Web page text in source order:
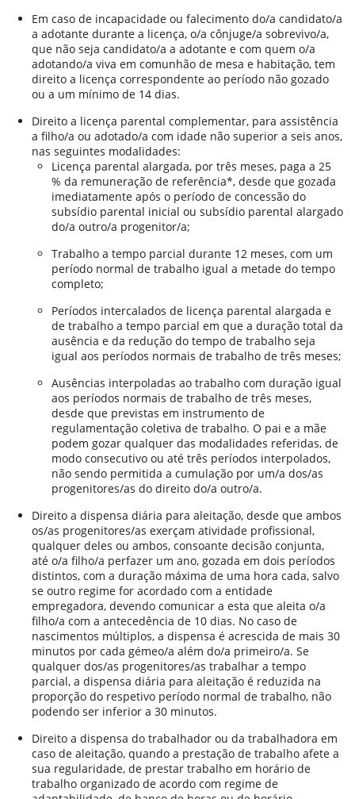
Em caso de incapacidade ou falecimento do/a candidato/a
a adotante durante a licença, o/a cônjuge/a sobrevivo/a,
que não seja candidato/a a adotante e com quem o/a
adotando/a viva em comunhão de mesa e habitação, tem
direito a licença correspondente ao período não gozado
ou a um mínimo de 14 dias.
Direito a licença parental complementar, para assistência
a filho/a ou adotado/a com idade não superior a seis anos,
nas seguintes modalidades:
Licença parental alargada, por três meses, paga a 25
% da remuneração de referência*, desde que gozada
imediatamente após o período de concessão do
subsídio parental inicial ou subsídio parental alargado
do/a outro/a progenitor/a;
Trabalho a tempo parcial durante 12 meses, com um
período normal de trabalho igual a metade do tempo
completo;
Períodos intercalados de licença parental alargada e
de trabalho a tempo parcial em que a duração total da
ausência e da redução do tempo de trabalho seja
igual aos períodos normais de trabalho de três meses;
Ausências interpoladas ao trabalho com duração igual
aos períodos normais de trabalho de três meses,
desde que previstas em instrumento de
regulamentação coletiva de trabalho. O pai e a mãe
podem gozar qualquer das modalidades referidas, de
modo consecutivo ou até três períodos interpolados,
não sendo permitida a cumulação por um/a dos/as
progenitores/as do direito do/a outro/a.
Direito a dispensa diária para aleitação, desde que ambos
os/as progenitores/as exerçam atividade profissional,
qualquer deles ou ambos, consoante decisão conjunta,
até o/a filho/a perfazer um ano, gozada em dois períodos
distintos, com a duração máxima de uma hora cada, salvo
se outro regime for acordado com a entidade
empregadora, devendo comunicar a esta que aleita o/a
filho/a com a antecedência de 10 dias. No caso de
nascimentos múltiplos, a dispensa é acrescida de mais 30
minutos por cada gémeo/a além do/a primeiro/a. Se
qualquer dos/as progenitores/as trabalhar a tempo
parcial, a dispensa diária para aleitação é reduzida na
proporção do respetivo período normal de trabalho, não
podendo ser inferior a 30 minutos.
Direito a dispensa do trabalhador ou da trabalhadora em
caso de aleitação, quando a prestação de trabalho afete a
sua regularidade, de prestar trabalho em horário de
trabalho organizado de acordo com regime de